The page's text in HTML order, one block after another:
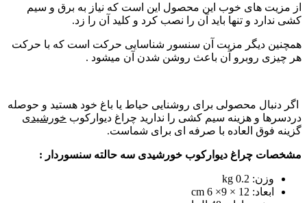
از مزیت های خوب این محصول این است که نیاز به برق و سیم
کشی ندارد و تنها باید آن را نصب کرد و کلید آن را زد.
همچنین دیگر مزیت آن سنسور شناسایی حرکت است که با حرکت
هر چیزی روبرو آن باعث روشن شدن آن میشود .
اگر دنبال محصولی برای روشنایی حیاط یا باغ خود هستید و حوصله
دردسرها و هزینه سیم کشی را ندارید چراغ دیوارکوب خورشیدی
گزینه فوق العاده با صرفه ای برای شماست.
مشخصات چراغ دیوارکوب خورشیدی سه حالته سنسوردار :
وزن: 0.2 kg
ابعاد: 12 × 9× 6 cm